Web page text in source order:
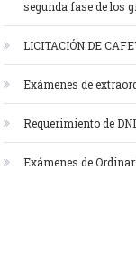
segunda fase de los
LICITACIÓN DE
Exámenes de
Requerimiento de
Exámenes de